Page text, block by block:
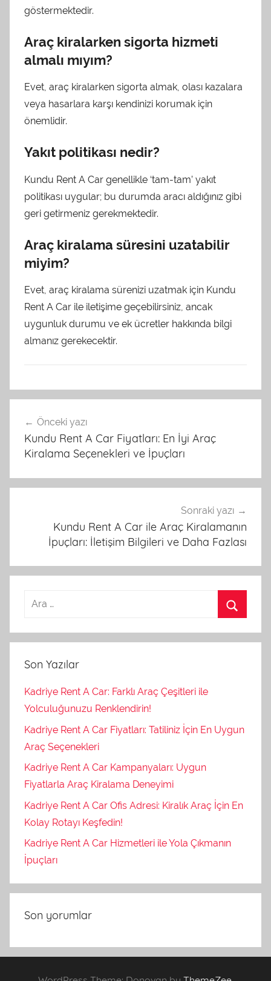
göstermektedir.
Araç kiralarken sigorta hizmeti
almalı mıyım?
Evet, araç kiralarken sigorta almak, olası kazalara
veya hasarlara karşı kendinizi korumak için
önemlidir.
Yakıt politikası nedir?
Kundu Rent A Car genellikle ‘tam-tam’ yakıt
politikası uygular; bu durumda aracı aldığınız gibi
geri getirmeniz gerekmektedir.
Araç kiralama süresini uzatabilir
miyim?
Evet, araç kiralama sürenizi uzatmak için Kundu
Rent A Car ile iletişime geçebilirsiniz, ancak
uygunluk durumu ve ek ücretler hakkında bilgi
almanız gerekecektir.
U
a
e
gezinmesi
Önceki yazı
Kundu Rent A Car Fiyatları: En İyi Araç
Kiralama Seçenekleri ve İpuçları
Sonraki yazı
Kundu Rent A Car ile Araç Kiralamanın
İpuçları: İletişim Bilgileri ve Daha Fazlası
Son Yazılar
Kadriye Rent A Car: Farklı Araç Çeşitleri ile
Yolculuğunuzu Renklendirin!
Kadriye Rent A Car Fiyatları: Tatiliniz İçin En Uygun
Araç Seçenekleri
Kadriye Rent A Car Kampanyaları: Uygun
Fiyatlarla Araç Kiralama Deneyimi
Kadriye Rent A Car Ofis Adresi: Kiralık Araç İçin En
Kolay Rotayı Keşfedin!
Kadriye Rent A Car Hizmetleri ile Yola Çıkmanın
İpuçları
Son yorumlar